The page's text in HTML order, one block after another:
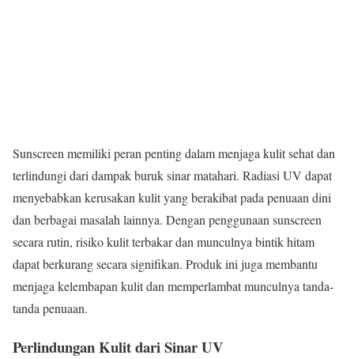
Sunscreen memiliki peran penting dalam menjaga kulit sehat dan
terlindungi dari dampak buruk sinar matahari. Radiasi UV dapat
menyebabkan kerusakan kulit yang berakibat pada penuaan dini
dan berbagai masalah lainnya. Dengan penggunaan sunscreen
secara rutin, risiko kulit terbakar dan munculnya bintik hitam
dapat berkurang secara signifikan. Produk ini juga membantu
menjaga kelembapan kulit dan memperlambat munculnya tanda-
tanda penuaan.
Perlindungan Kulit dari Sinar UV